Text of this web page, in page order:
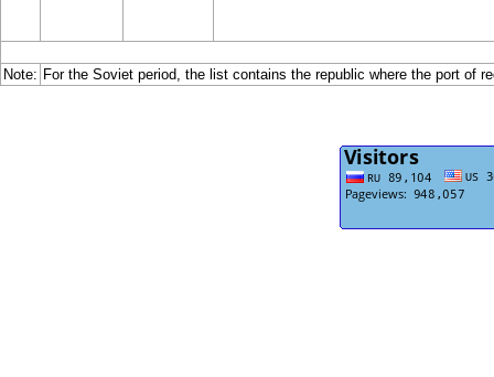
Note: For the Soviet period, the list contains the republic where the port of